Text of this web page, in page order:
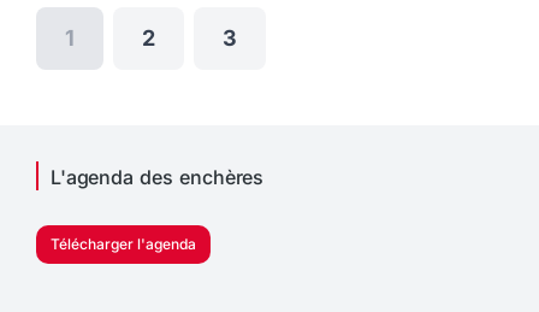
1 2 3
L'agenda des enchères
Télécharger l'agenda